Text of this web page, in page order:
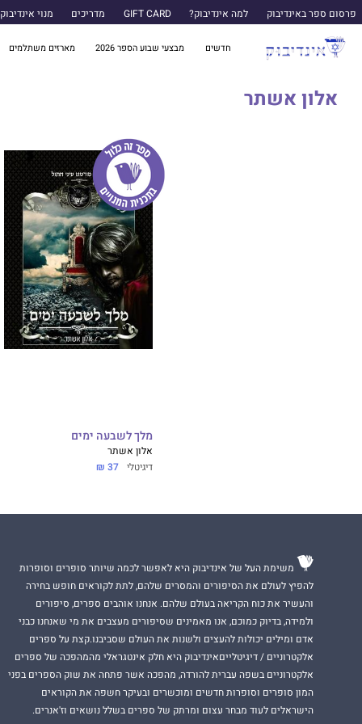
פרסום ספר באינדיבוק למה אינדיבוק? GIFT CARD מדריכים מנוי אינדיבוק
חדשים מבצעי שבוע הספר 2026 מארזים משתלמים
אלון אשתר
מלך לשבעה ימים
אלון אשתר
דיגיטלי 37 ₪
משימת העל של אינדיבוק היא לאפשר לכמה שיותר סופרים וסופרות
להפיץ לעולם את הסיפורים והמסרים שלהם, לתת לקוראים חופש בחירה
והעשיר את כוח הקריאה בעולם שלהם. אנחנו אוהבים ספרים, סיפורים
ולמידה, בדיוק כמוכם, אנו מאמינים שסיפורים מעצבים את מי שאנחנו כבני
אדם ומילים יכולות להעצים ולשנות את העולם שסביבנו.קצת על ספרים
אלקטרוניים / דיגיטלייםאינדיבוק היא חלק אינטגראלי מהמהפכה של ספרים
אלקטרוניים בשפה עברית להורדה, מהפכה אשר פתחה את שוק הספרים בפני
המון סופרים וסופרות חדשים ומוכשרים ובעיקר חשפה את הקוראים
הישראלים לעוד מבחר עצום ומרתק של ספרים בשלל נושאים וז'אנרים.